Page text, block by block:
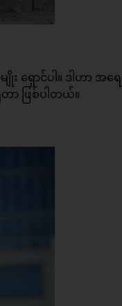
ရှောင်ပါ။ ဒါဟာ အရေ
ာ ဖြစ်ပါတယ်။